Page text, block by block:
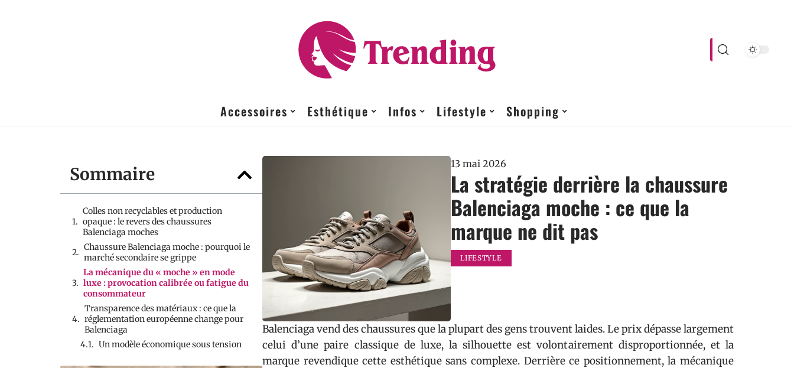
Accessoires Esthétique Infos Lifestyle Shopping
Sommaire
Colles non recyclables et production
opaque : le revers des chaussures
Balenciaga moches
Chaussure Balenciaga moche : pourquoi le
marché secondaire se grippe
La mécanique du « moche » en mode
luxe : provocation calibrée ou fatigue du
consommateur
Transparence des matériaux : ce que la
réglementation européenne change pour
Balenciaga
Un modèle économique sous tension
13 mai 2026
La stratégie derrière la chaussure
Balenciaga moche : ce que la
marque ne dit pas
LIFESTYLE
Balenciaga vend des chaussures que la plupart des gens trouvent laides. Le prix dépasse largement
celui d’une paire classique de luxe, la silhouette est volontairement disproportionnée, et la
marque revendique cette esthétique sans complexe. Derrière ce positionnement, la mécanique